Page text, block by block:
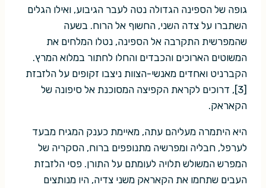
גופה של הספינה הגדולה נטה לעבר הגיבוע, ואילו הגלים
השתברו על צדה השני, החשוף אל הרוח. בשעה
שהמפרשית התקרבה אל הספינה, נטלו המלחים את
המשוטים הארוכים והכבדים והחלו לחתור במלוא המרץ.
הקברניט ואחדים מאנשי-הצוות ניצבו זקופים על הלזבזת
[3], דרוכים לקראת הקפיצה המסוכנת אל סיפונה של
הקאראק.
היא היתמרה מעליהם עתה, מאיימת כענק המגיח מבעד
לערפל, חבליה ומפרשיה מתנופפים ברוח, הסקריה של
המפרש המשולש תלויה לעומתם על התורן. פסי הלזבזת
העבים שתחמו את הקאראק משני צדיה, היו מנותצים